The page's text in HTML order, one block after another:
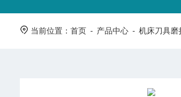
当前位置：首页 - 产品中心 -机床刀具磨